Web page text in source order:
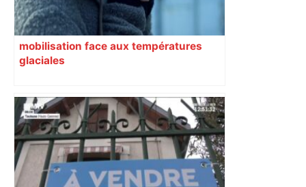
mobilisation face aux températures
glaciales